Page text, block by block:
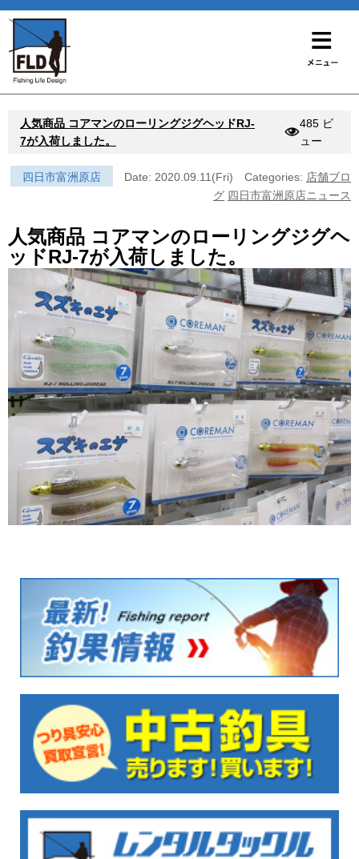
人気商品 コアマンのローリングジグヘッドRJ-
7が入荷しました。
485 ビ
ュー
四日市富洲原店 Date: 2020.09.11(Fri) Categories: 店舗ブロ
グ 四日市富洲原店ニュース
人気商品 コアマンのローリングジグヘ
ッドRJ-7が入荷しました。